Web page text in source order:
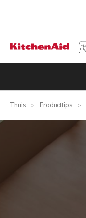
Thuis > Producttips >